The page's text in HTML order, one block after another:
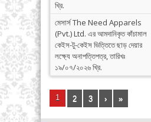
খ্রি.
মেসার্স The Need Apparels
(Pvt.) Ltd. এর আমদানিকৃত কাঁচামাল
কেইস-টু-কেইস ভিত্তিতে ছাড় দেয়ার
লক্ষ্যে অনাপত্তিপত্র, তারিখঃ
১৯/০৭/২০২৬ খ্রি.
1 2 3 › »